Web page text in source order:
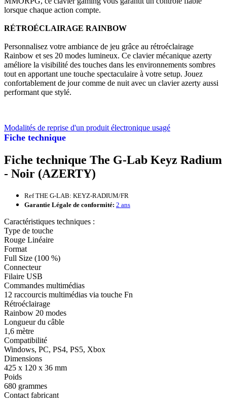
Fiche technique
lorsque chaque action compte.
RÉTROÉCLAIRAGE RAINBOW
Personnalisez votre ambiance de jeu grâce au rétroéclairage
Rainbow et ses 20 modes lumineux. Ce clavier mécanique azerty
améliore la visibilité des touches dans les environnements sombres
tout en apportant une touche spectaculaire à votre setup. Jouez
confortablement de jour comme de nuit avec un clavier azerty aussi
performant que stylé.
Modalités de reprise d'un produit électronique usagé
Fiche technique The G-Lab Keyz Radium
- Noir (AZERTY)
Ref THE G-LAB: KEYZ-RADIUM/FR
Garantie Légale de conformité: 2 ans
Caractéristiques techniques :
Type de touche
Rouge Linéaire
Format
Full Size (100 %)
Connecteur
Filaire USB
Commandes multimédias
12 raccourcis multimédias via touche Fn
Rétroéclairage
Rainbow 20 modes
Longueur du câble
1,6 mètre
Compatibilité
Windows, PC, PS4, PS5, Xbox
Dimensions
425 x 120 x 36 mm
Poids
680 grammes
Contact fabricant